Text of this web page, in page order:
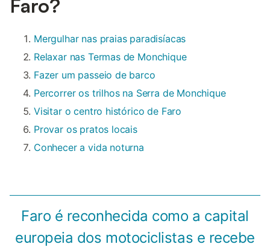
Faro?
Mergulhar nas praias paradisíacas
Relaxar nas Termas de Monchique
Fazer um passeio de barco
Percorrer os trilhos na Serra de Monchique
Visitar o centro histórico de Faro
Provar os pratos locais
Conhecer a vida noturna
Faro é reconhecida como a capital
europeia dos motociclistas e recebe